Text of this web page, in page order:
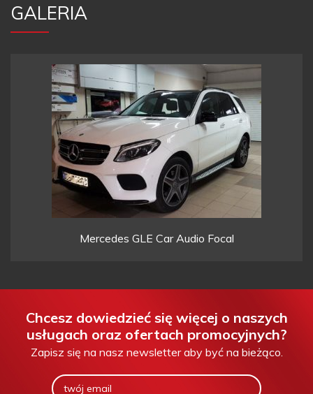
GALERIA
Mercedes GLE Car Audio Focal
Chcesz dowiedzieć się więcej o naszych
usługach oraz ofertach promocyjnych?
Zapisz się na nasz newsletter aby być na bieżąco.